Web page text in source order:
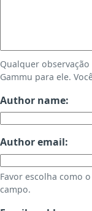
Qualquer
Gammu para ele.
Author name:
Author email:
Favor escolha como
campo.